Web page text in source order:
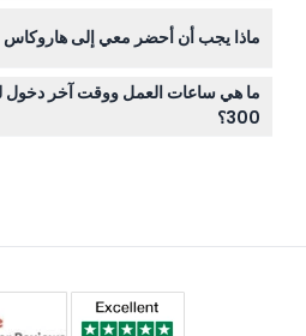
قبل الحجز.
ماذا يجب أن أحضر معي إلى هاروكاس 300 في يوم زيارتي؟
احضر قسيمة الهاتف المحمول الخاصة
الاستعلامات في الطابق السادس عشر
ما هي ساعات العمل ووقت آخر دخول
300؟